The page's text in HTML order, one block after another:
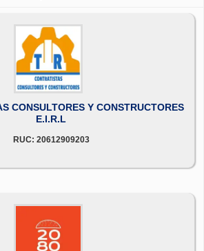
CONSULTORES Y CONSTRUCTORES
E.I.R.L
RUC: 20612909203